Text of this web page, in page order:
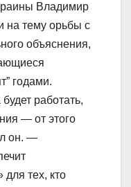
Владимир
на тему орьбы с
объяснения,
годами.
работать,
— от этого
он. —
для тех, кто